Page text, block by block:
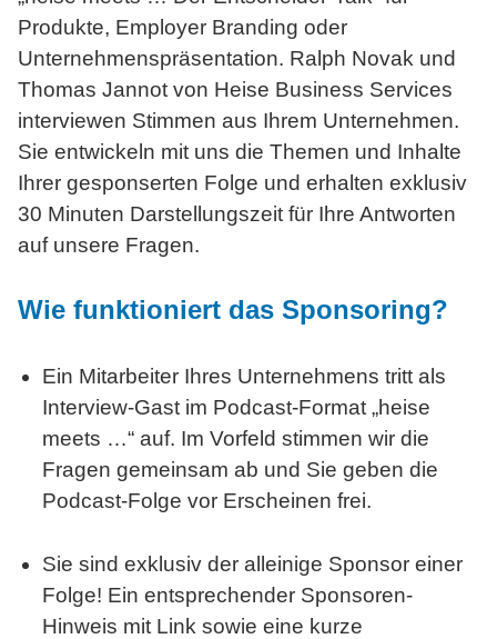
Produkte, Employer Branding oder
Unternehmenspräsentation. Ralph Novak und
Thomas Jannot von Heise Business Services
interviewen Stimmen aus Ihrem Unternehmen.
Sie entwickeln mit uns die Themen und Inhalte
Ihrer gesponserten Folge und erhalten exklusiv
30 Minuten Darstellungszeit für Ihre Antworten
auf unsere Fragen.
Wie funktioniert das Sponsoring?
Ein Mitarbeiter Ihres Unternehmens tritt als
Interview-Gast im Podcast-Format „heise
meets …“ auf. Im Vorfeld stimmen wir die
Fragen gemeinsam ab und Sie geben die
Podcast-Folge vor Erscheinen frei.
Sie sind exklusiv der alleinige Sponsor einer
Folge! Ein entsprechender Sponsoren-
Hinweis mit Link sowie eine kurze